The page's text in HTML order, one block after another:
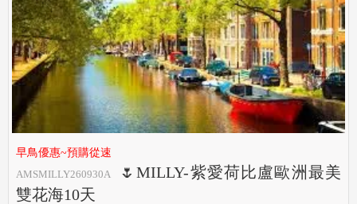
早鳥優惠~預購從速
AMSMILLY260930A
🌷MILLY-紫愛荷比盧歐洲最美
雙花海10天